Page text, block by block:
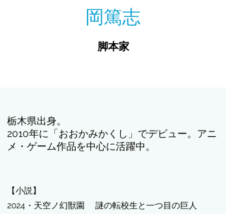
岡篤志
脚本家
栃木県出身。
2010年に「おおかみかくし」でデビュー。アニ
メ・ゲーム作品を中心に活躍中。
【小説】
2024・天空ノ幻獣園 謎の転校生と一つ目の巨人